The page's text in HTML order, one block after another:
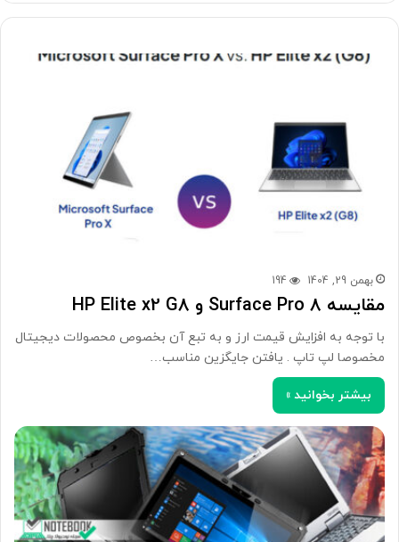
بهمن 29, 1404 194
مقایسه Surface Pro 8 و HP Elite x2 G8
با توجه به افزایش قیمت ارز و به تبع آن بخصوص محصولات دیجیتال
مخصوصا لپ تاپ . یافتن جایگزین مناسب…
بیشتر بخوانید »